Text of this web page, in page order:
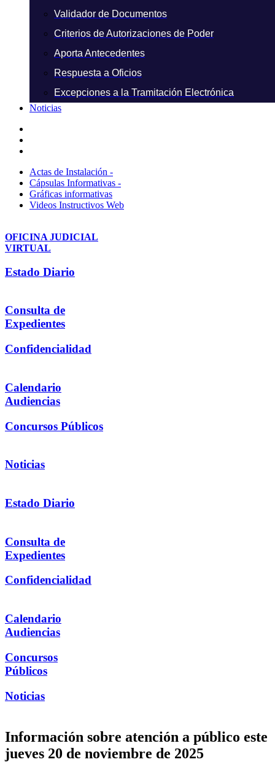
Validador de Documentos
Criterios de Autorizaciones de Poder
Aporta Antecedentes
Respuesta a Oficios
Excepciones a la Tramitación Electrónica
Noticias
Actas de Instalación -
Cápsulas Informativas -
Gráficas informativas
Videos Instructivos Web
OFICINA JUDICIAL
VIRTUAL
Estado Diario
Consulta de
Expedientes
Confidencialidad
Calendario
Audiencias
Concursos Públicos
Noticias
Estado Diario
Consulta de
Expedientes
Confidencialidad
Calendario
Audiencias
Concursos
Públicos
Noticias
Información sobre atención a público este
jueves 20 de noviembre de 2025